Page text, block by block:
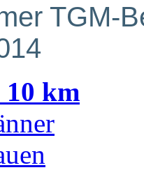
TGM-
10 km